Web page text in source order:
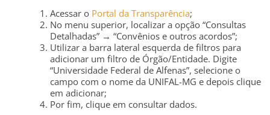
Acessar o Portal da Transparência;
No menu superior, localizar a opção “Consultas
Detalhadas” → “Convênios e outros acordos”;
Utilizar a barra lateral esquerda de filtros para
adicionar um filtro de Órgão/Entidade. Digite
“Universidade Federal de Alfenas”, selecione o
campo com o nome da UNIFAL-MG e depois clique
em adicionar;
Por fim, clique em consultar dados.